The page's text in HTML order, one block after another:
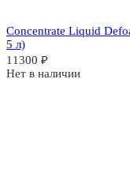
Concentrate Liquid
5 л)
11300 ₽
Нет в наличии